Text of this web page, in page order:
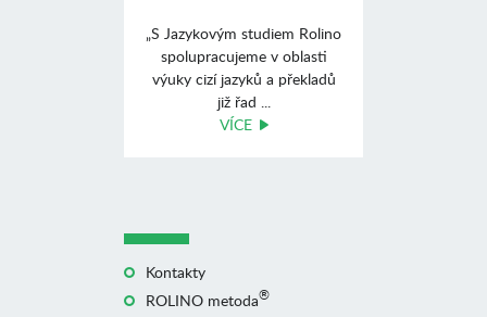
„S Jazykovým studiem Rolino
spolupracujeme v oblasti
výuky cizí jazyků a překladů
již řad ...
VÍCE
Kontakty
ROLINO metoda®